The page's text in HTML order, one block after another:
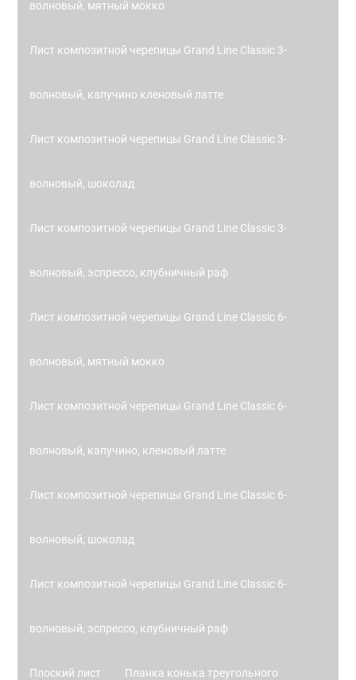
волновый, мятный мокко
Лист композитной черепицы Grand Line Classic 3-
волновый, капучино кленовый латте
Лист композитной черепицы Grand Line Classic 3-
волновый, шоколад
Лист композитной черепицы Grand Line Classic 3-
волновый, эспрессо, клубничный раф
Лист композитной черепицы Grand Line Classic 6-
волновый, мятный мокко
Лист композитной черепицы Grand Line Classic 6-
волновый, капучино, кленовый латте
Лист композитной черепицы Grand Line Classic 6-
волновый, шоколад
Лист композитной черепицы Grand Line Classic 6-
волновый, эспрессо, клубничный раф
Плоский лист Планка конька треугольного